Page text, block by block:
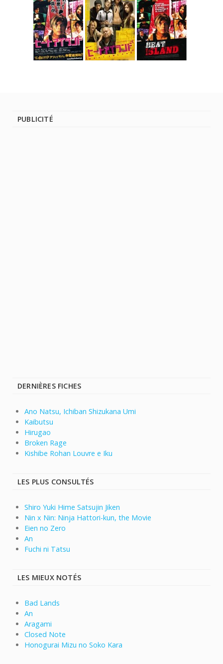
PUBLICITÉ
DERNIÈRES FICHES
Ano Natsu, Ichiban Shizukana Umi
Kaibutsu
Hirugao
Broken Rage
Kishibe Rohan Louvre e Iku
LES PLUS CONSULTÉS
Shiro Yuki Hime Satsujin Jiken
Nin x Nin: Ninja Hattori-kun, the Movie
Eien no Zero
An
Fuchi ni Tatsu
LES MIEUX NOTÉS
Bad Lands
An
Aragami
Closed Note
Honogurai Mizu no Soko Kara